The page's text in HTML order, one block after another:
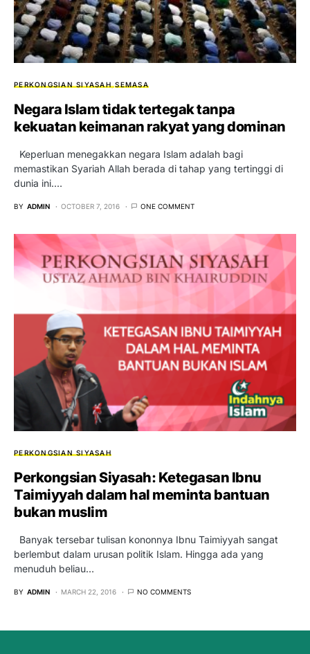
PERKONGSIAN SIYASAH SEMASA
Negara Islam tidak tertegak tanpa
kekuatan keimanan rakyat yang dominan
Keperluan menegakkan negara Islam adalah bagi
memastikan Syariah Allah berada di tahap yang tertinggi di
dunia ini.…
BY ADMIN OCTOBER 7, 2016 ONE COMMENT
PERKONGSIAN SIYASAH
Perkongsian Siyasah: Ketegasan Ibnu
Taimiyyah dalam hal meminta bantuan
bukan muslim
Banyak tersebar tulisan kononnya Ibnu Taimiyyah sangat
berlembut dalam urusan politik Islam. Hingga ada yang
menuduh beliau…
BY ADMIN MARCH 22, 2016 NO COMMENTS